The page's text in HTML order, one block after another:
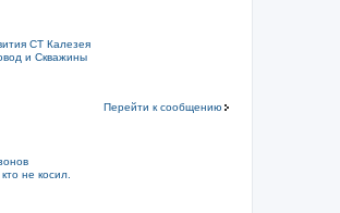
СТ Калезея
и Скважины
Перейти к сообщению
не косил.